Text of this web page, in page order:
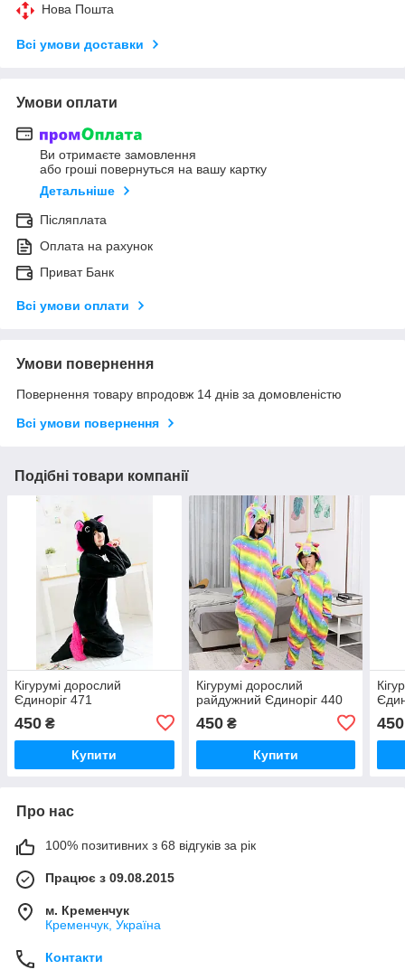
Нова Пошта
Всі умови доставки
Умови оплати
Ви отримаєте замовлення
або гроші повернуться на вашу картку
Детальніше
Післяплата
Оплата на рахунок
Приват Банк
Всі умови оплати
Умови повернення
Повернення товару впродовж 14 днів за домовленістю
Всі умови повернення
Подібні товари компанії
Кігурумі дорослий
Єдиноріг 471
450 ₴
Купити
Кігурумі дорослий
райдужний Єдиноріг 440
450₴
Купити
450
Про нас
100% позитивних з 68 відгуків за рік
Працює з 09.08.2015
м. Кременчук
Кременчук, Україна
Контакти